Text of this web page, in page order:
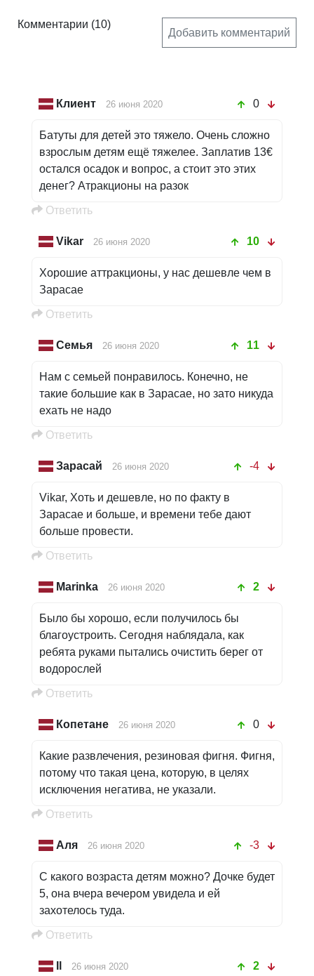
Комментарии (10)
Добавить комментарий
Клиент 26 июня 2020 0
Батуты для детей это тяжело. Очень сложно
взрослым детям ещё тяжелее. Заплатив 13€
остался осадок и вопрос, а стоит это этих
денег? Атракционы на разок
Oтветить
Vikar 26 июня 2020 10
Хорошие аттракционы, у нас дешевле чем в
Зарасае
Oтветить
Семья 26 июня 2020 11
Нам с семьей понравилось. Конечно, не
такие большие как в Зарасае, но зато никуда
ехать не надо
Oтветить
Зарасай 26 июня 2020 -4
Vikar, Хоть и дешевле, но по факту в
Зарасае и больше, и времени тебе дают
больше провести.
Oтветить
Marinka 26 июня 2020 2
Было бы хорошо, если получилось бы
благоустроить. Сегодня наблядала, как
ребята руками пытались очистить берег от
водорослей
Oтветить
Копетане 26 июня 2020 0
Какие развлечения, резиновая фигня. Фигня,
потому что такая цена, которую, в целях
исключения негатива, не указали.
Oтветить
Аля 26 июня 2020 -3
С какого возраста детям можно? Дочке будет
5, она вчера вечером увидела и ей
захотелось туда.
Oтветить
26 июня 2020 2